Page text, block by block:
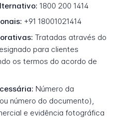
1800 200 1414
+91 18001021414
Tratadas através do
para clientes
os termos do acordo de
Número da
número do documento),
e evidência fotográfica